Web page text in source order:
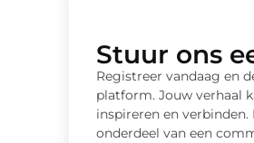
Stuur ons
Registreer vandaag en
platform. Jouw verhaal
inspireren en
onderdeel van een